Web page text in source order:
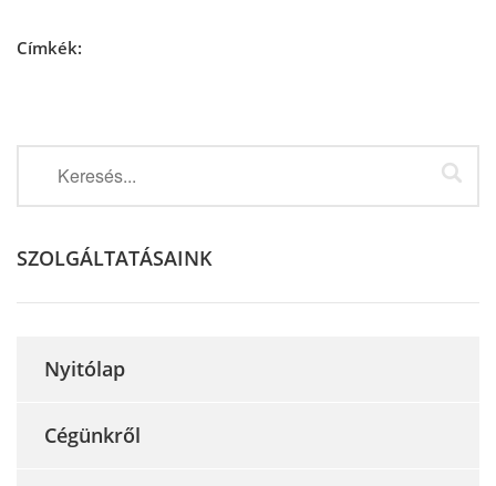
Címkék:
SZOLGÁLTATÁSAINK
Nyitólap
Cégünkről